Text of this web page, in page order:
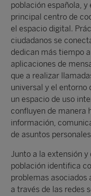
población española,
principal centro de
el espacio digital.
ciudadanos se
dedican más tiempo
aplicaciones de
que a realizar
universal y el entorno
un espacio de uso
confluyen de manera
información,
de asuntos
Junto a la extensión
población identifica
problemas asociados
a través de las redes